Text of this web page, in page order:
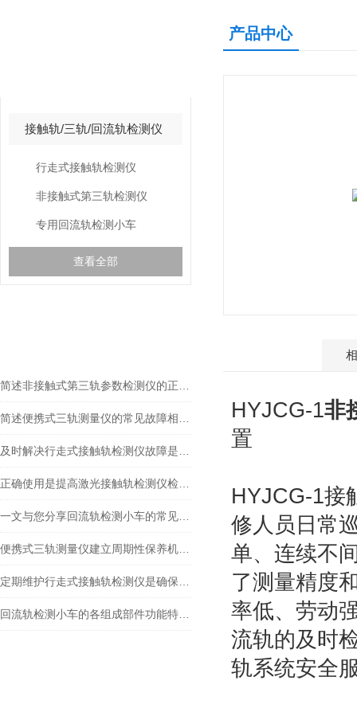
接触轨/三轨/回流轨检测仪
行走式接触轨检测仪
非接触式第三轨检测仪
专用回流轨检测小车
查看全部
产品中心
HYJCG-1非
置
HYJCG-1接
修人员日常
单、连续不
了测量精度
率低、劳动
流轨的及时
轨系统安全